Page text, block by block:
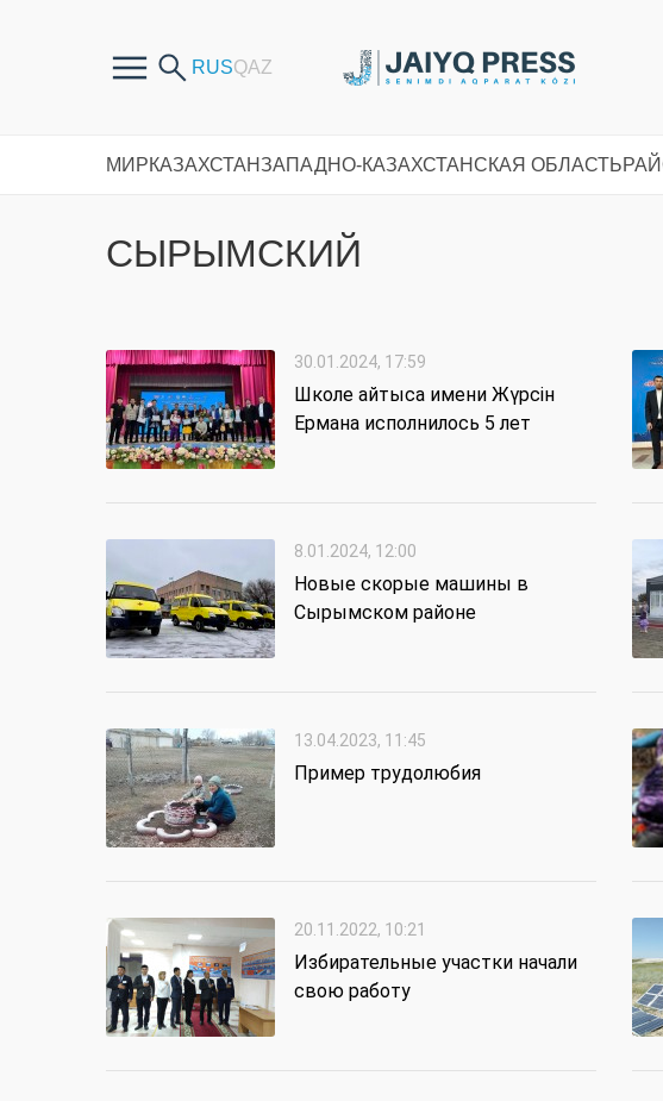
МИРКАЗАХСТАНЗАПАДНО-КАЗАХСТАНСКАЯ ОБЛАСТЬ
СЫРЫМСКИЙ
30.01.2024, 17:59
Школе айтыса имени Жүрсін
Ермана исполнилось 5 лет
8.01.2024, 12:00
Новые скорые машины в
Сырымском районе
13.04.2023, 11:45
Пример трудолюбия
20.11.2022, 10:21
Избирательные участки начали
свою работу